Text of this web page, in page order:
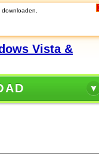
downloaden.
Vista &